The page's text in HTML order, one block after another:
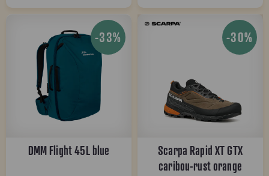
-33%
DMM Flight 45L blue
-30%
Scarpa Rapid XT GTX
caribou-rust orange